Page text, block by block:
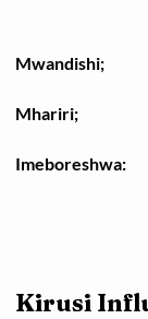
Mwandishi;
Mhariri;
Imeboreshwa:
Kirusi